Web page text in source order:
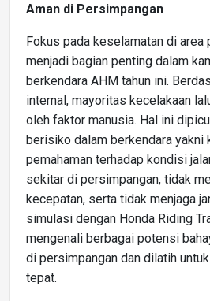
Aman di Persimpangan
Fokus pada keselamatan di area
menjadi bagian penting dalam
berkendara AHM tahun ini.
internal, mayoritas kecelakaan
oleh faktor manusia. Hal ini
berisiko dalam berkendara yakni
pemahaman terhadap kondisi
sekitar di persimpangan, tidak
kecepatan, serta tidak menjaga
simulasi dengan Honda Riding
mengenali berbagai potensi
di persimpangan dan dilatih
tepat.